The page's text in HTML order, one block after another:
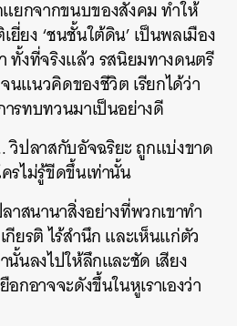
ยกจากขนบของสังคม ทำให้
ยง ‘ชนชั้นใต้ดิน’ เป็นพลเมือง
ทั้งที่จริงแล้ว รสนิยมทางดนตรี
แนวคิดของชีวิต เรียกได้ว่า
รทบทวนมาเป็นอย่างดี
วิปลาสกับอัจฉริยะ ถูกแบ่งขาด
รไม่รู้ขีดขึ้นเท่านั้น
าสนานาสิ่งอย่างที่พวกเขาทำ
ยรติ ไร้สำนึก และเห็นแก่ตัว
นั้นลงไปให้ลึกและชัด เสียง
กอาจจะดังขึ้นในหูเราเองว่า